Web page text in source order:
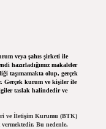
veya şahıs şirketi ile
hazırladığımız makaleler
taşımamakta olup, gerçek
Gerçek kurum ve kişiler ile
taslak halindedir ve
ve İletişim Kurumu (BTK)
vermektedir. Bu nedenle,